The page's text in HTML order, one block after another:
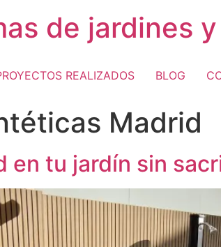
de jardines
REALIZADOS BLOG
Madrid
en tu jardín sin